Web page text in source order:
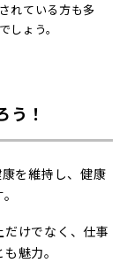
れている方も多
ょう。
う！
を維持し、健康
けでなく、仕事
魅力。